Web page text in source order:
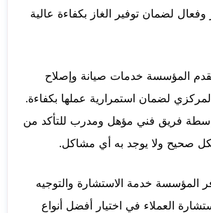
لضمان توفير الغاز بكفاءة عالية
المؤسسة خدمات صيانة وإصلاح
لضمان استمرارية عملها بكفاءة.
فريق فني مؤهل ومدرب للتأكد من
صحيح ولا يوجد به أي مشاكل.
المؤسسة خدمة الاستشارة والتوجيه
العملاء في اختيار أفضل أنواع